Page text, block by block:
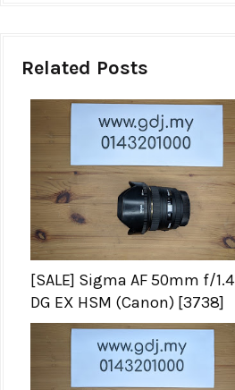
Related Posts
[SALE] Sigma AF 50mm f/1.4
DG EX HSM (Canon) [3738]